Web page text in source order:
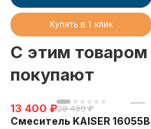
Купить в 1 клик
C этим
покупают
13 400 ₽29 480 ₽
Смеситель KAISER 16055B